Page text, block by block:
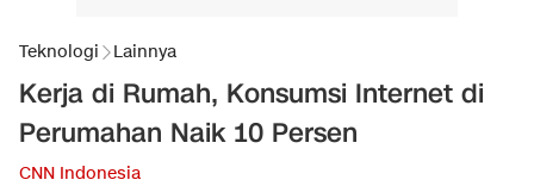
Teknologi Lainnya
Kerja di Rumah, Konsumsi Internet di
Perumahan Naik 10 Persen
CNN Indonesia